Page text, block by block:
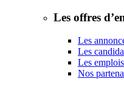
Les offres
Les
Les
Les
Nos